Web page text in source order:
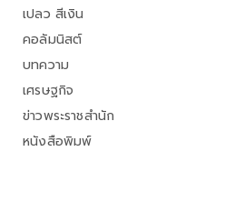
เปลว สีเงิน
คอลัมนิสต์
บทความ
เศรษฐกิจ
ข่าวพระราชสำนัก
หนังสือพิมพ์